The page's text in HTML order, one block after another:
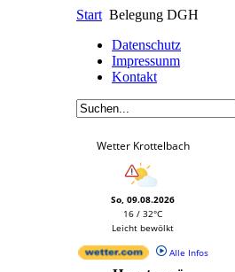
Start Belegung DGH
Datenschutz
Impressunm
Kontakt
Wetter Krottelbach
So, 09.08.2026
16 / 32°C
Leicht bewölkt
Alle Infos